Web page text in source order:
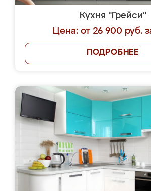
Кухня "Грейси"
Цена: от 26 900 руб.
ПОДРОБНЕЕ